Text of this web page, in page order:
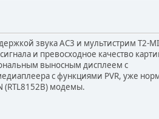
звука AC3 и мультистрим T2-
и превосходное качество
выносным дисплеем с
с функциями PVR, уже
(RTL8152B) модемы.